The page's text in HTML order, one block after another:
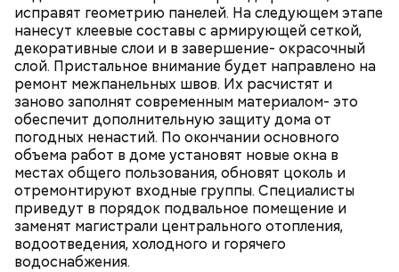
исправят геометрию панелей. На следующем этапе
нанесут клеевые составы с армирующей сеткой,
декоративные слои и в завершение- окрасочный
слой. Пристальное внимание будет направлено на
ремонт межпанельных швов. Их расчистят и
заново заполнят современным материалом- это
обеспечит дополнительную защиту дома от
погодных ненастий. По окончании основного
объема работ в доме установят новые окна в
местах общего пользования, обновят цоколь и
отремонтируют входные группы. Специалисты
приведут в порядок подвальное помещение и
заменят магистрали центрального отопления,
водоотведения, холодного и горячего
водоснабжения.
В разделе «Каталог» представлены все
предложения партнеров. В нем можно включить
сортировку по типам льготы, интересующим
товарам и услугам, брендам, станциям метро и
другим.
Маршрут зеленого кольца проходит через:
В Большом Гнездниковском переулке Мастер
впервые увидел Маргариту с букетом мимоз в
руках. Именно здесь в доме № 10, где было
московское отделение газеты «Накануне», работал
Михаил Булгаков. Кстати, этот дом упоминается в
сборнике писателя «Дьяволиада» и очерке «Сорок
сороков».